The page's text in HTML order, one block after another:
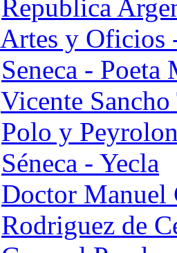
Republica
Artes y Oficios
Seneca - Poeta
Vicente
Polo y
Séneca - Yecla
Doctor Manuel
Rodriguez de